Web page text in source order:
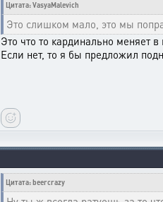
Цитата: VasyaMalevich
Это слишком мало, это мы
Это что то кардинально меняет
Если нет, то я бы предложил
Цитата: beercrazy